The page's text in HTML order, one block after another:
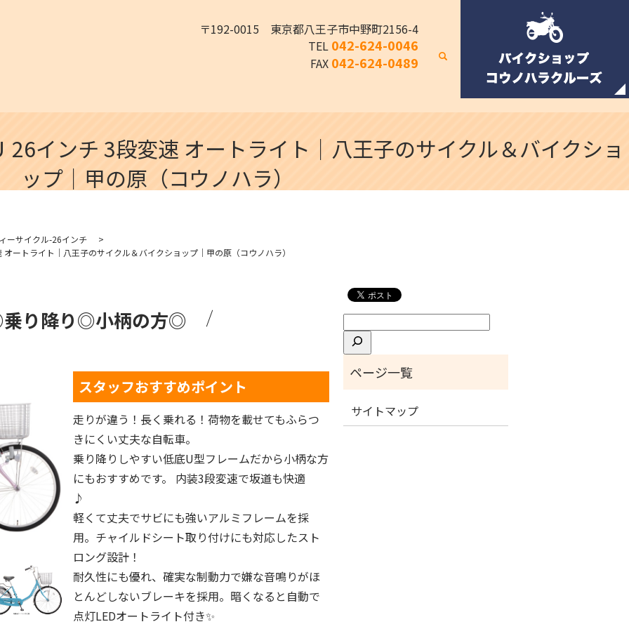
search
〒192-0015 東京都八王子市中野町2156-4
TEL 042-624-0046
FAX 042-624-0489
インチ 3段変速 オートライト｜八王子のサイクル＆バイクショ
ップ｜甲の原（コウノハラ）
ーサイクル-26インチ
ートライト｜八王子のサイクル＆バイクショップ｜甲の原（コウノハラ）
り降り◎小柄の方◎
スタッフおすすめポイント
走りが違う！長く乗れる！荷物を載せてもふらつ
きにくい丈夫な自転車。
乗り降りしやすい低底U型フレームだから小柄な方
にもおすすめです。 内装3段変速で坂道も快適
♪
軽くて丈夫でサビにも強いアルミフレームを採
用。チャイルドシート取り付けにも対応したスト
ロング設計！
耐久性にも優れ、確実な制動力で嫌な音鳴りがほ
とんどしないブレーキを採用。暗くなると自動で
点灯LEDオートライト付き✨
検
索
サイトマップ